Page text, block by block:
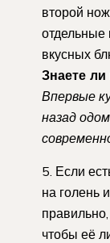
второй
отдельные
вкусных
Знаете
Впервые
назад
Если
на голень
чтобы её